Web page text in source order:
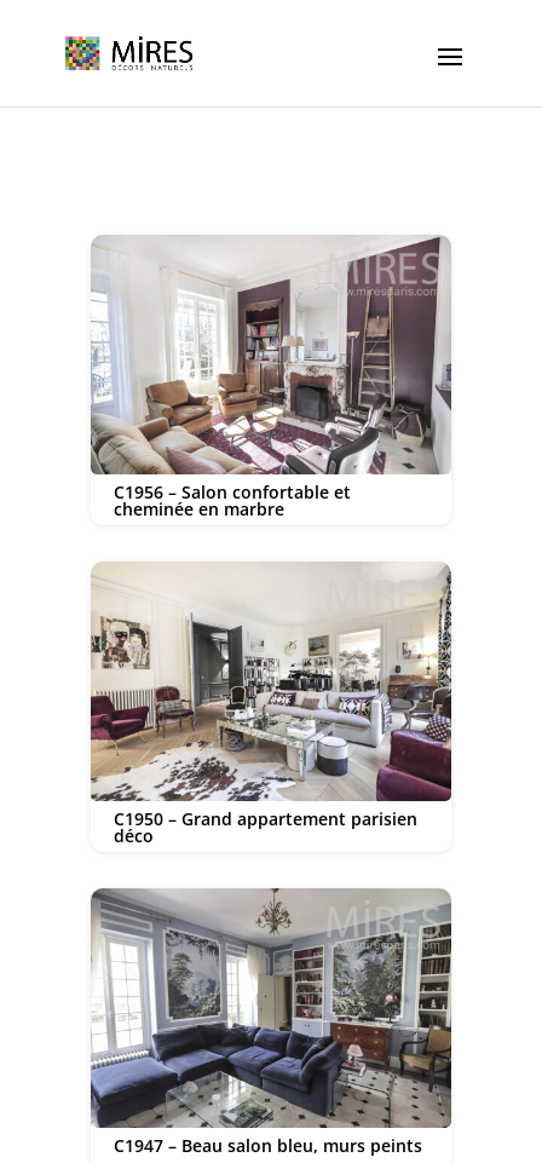
C1956 – Salon confortable et
cheminée en marbre
C1950 – Grand appartement parisien
déco
C1947 – Beau salon bleu, murs peints